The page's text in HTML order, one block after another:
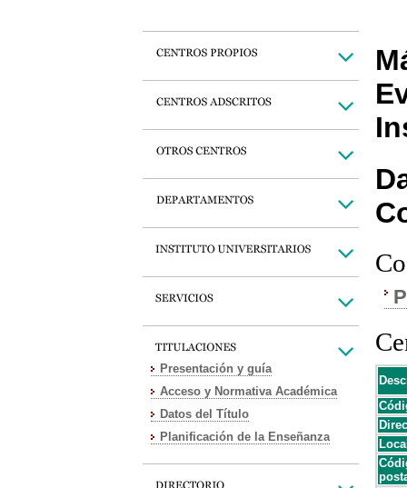
Presentación y guía
Acceso y Normativa Académica
Datos del Título
Planificación de la Enseñanza